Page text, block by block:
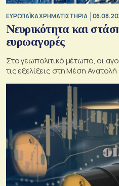
ΕΥΡΩΠΑΪΚΑ ΧΡΗΜΑΤΙΣΤΗΡΙΑ
Νευρικότητα και
ευρωαγορές
Στο γεωπολιτικό μέτωπο, οι
τις εξελίξεις στη Μέση Ανατολή